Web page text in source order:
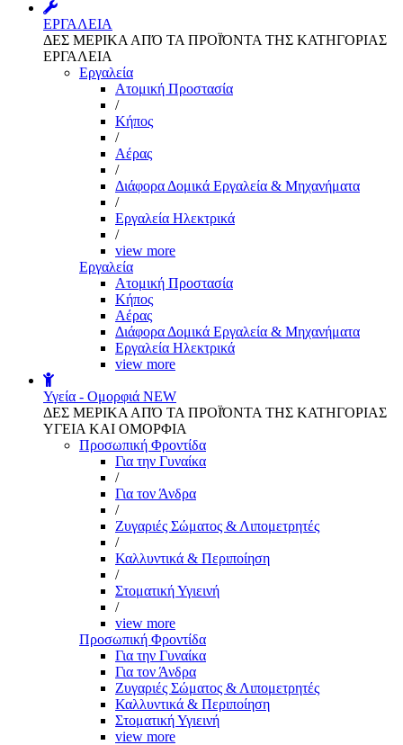
ΕΡΓΑΛΕΙΑ
ΔΕΣ ΜΕΡΙΚΑ ΑΠΌ ΤΑ ΠΡΟΪΌΝΤΑ ΤΗΣ ΚΑΤΗΓΟΡΙΑΣ
ΕΡΓΑΛΕΙΑ
Εργαλεία
Aτομική Προστασία
/
Kήπος
/
Αέρας
/
Διάφορα Δομικά Εργαλεία & Μηχανήματα
/
Εργαλεία Ηλεκτρικά
/
view more
Εργαλεία
Aτομική Προστασία
Kήπος
Αέρας
Διάφορα Δομικά Εργαλεία & Μηχανήματα
Εργαλεία Ηλεκτρικά
view more
Υγεία - Ομορφιά NEW
ΔΕΣ ΜΕΡΙΚΑ ΑΠΌ ΤΑ ΠΡΟΪΌΝΤΑ ΤΗΣ ΚΑΤΗΓΟΡΙΑΣ
ΥΓΕΙΑ ΚΑΙ ΟΜΟΡΦΙΑ
Προσωπική Φροντίδα
Για την Γυναίκα
/
Για τον Άνδρα
/
Ζυγαριές Σώματος & Λιπομετρητές
/
Καλλυντικά & Περιποίηση
/
Στοματική Υγιεινή
/
view more
Προσωπική Φροντίδα
Για την Γυναίκα
Για τον Άνδρα
Ζυγαριές Σώματος & Λιπομετρητές
Καλλυντικά & Περιποίηση
Στοματική Υγιεινή
view more